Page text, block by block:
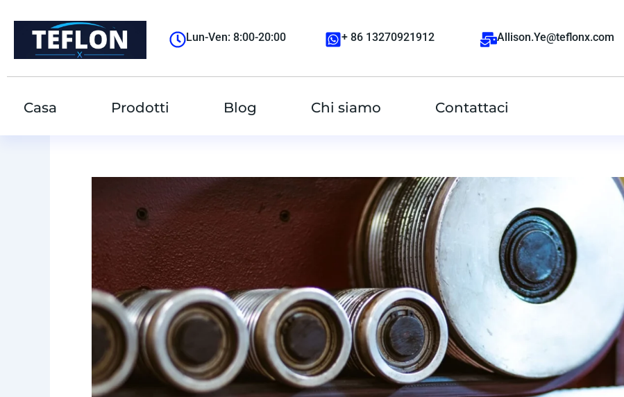
Lun-Ven: 8:00-20:00 + 86 13270921912 Allison.Ye@teflonx.com
Casa Prodotti Blog Chi siamo Contattaci